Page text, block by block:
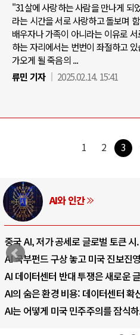
"31살에 사랑하는 사람을 만나게 되
라는 시간을 서로 사랑하고 돌보며
배우자나 가족이 아니라는 이유로
하는 자리에서는 번번이 좌절하고
가오게 될 죽음의 ...
류민 기자
2025.02.14. 15:41
1 2 3
AI와 인간
중국 AI, 저가 공세로 글로벌 토큰 시
AI 국부펀드 구상 놓고 미국 진보진
AI 데이터센터 반대 투쟁은 새로운
AI의 숨은 환경 비용: 데이터센터 확
AI는 어떻게 미국 민주주의를 잠식